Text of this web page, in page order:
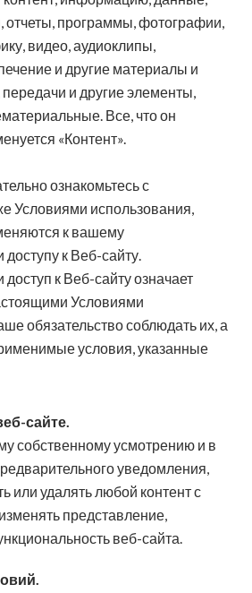
отчеты, программы, фотографии,
видео, аудиоклипы,
и другие материалы и
и другие элементы,
Все, что он
«Контент».
ознакомьтесь с
Условиями использования,
к вашему
к Веб-сайту.
к Веб-сайту означает
Условиями
обязательство соблюдать их, а
условия, указанные
сайте.
собственному усмотрению и в
уведомления,
или удалять любой контент с
представление,
веб-сайта.